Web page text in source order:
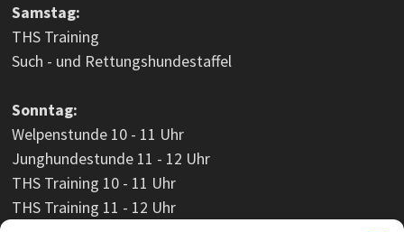
Samstag:
THS Training
Such - und Rettungshundestaffel
Sonntag:
Welpenstunde 10 - 11 Uhr
Junghundestunde 11 - 12 Uhr
THS Training 10 - 11 Uhr
THS Training 11 - 12 Uhr